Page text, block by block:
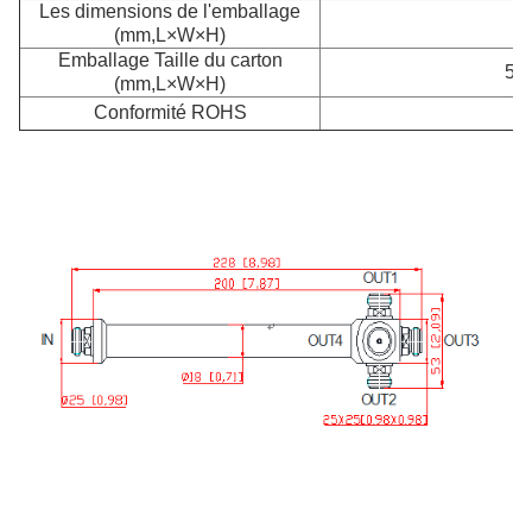
Les dimensions de l'emballage
(mm,L×W×H)
Emballage Taille du carton
(mm,L×W×H)
Conformité ROHS